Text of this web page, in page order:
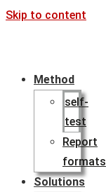
Skip to content
Method
self-
test
Report
formats
Solutions